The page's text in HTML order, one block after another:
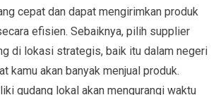
cepat dan dapat mengirimkan produk
efisien. Sebaiknya, pilih supplier
di lokasi strategis, baik itu dalam negeri
kamu akan banyak menjual produk.
gudang lokal akan mengurangi waktu